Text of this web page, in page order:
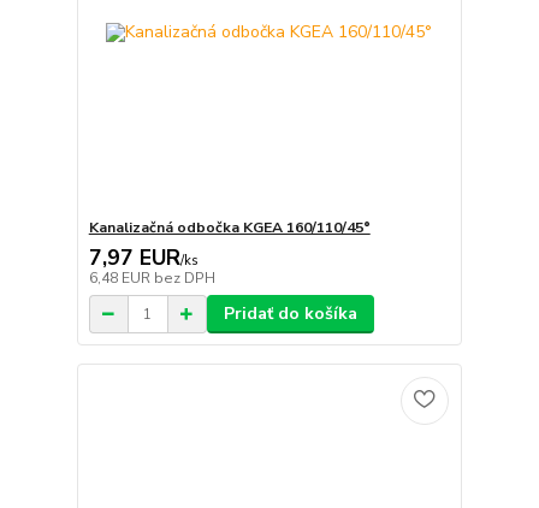
Kanalizačná odbočka KGEA 160/110/45°
7,97 EUR/ks
6,48 EUR bez DPH
Pridať do košíka